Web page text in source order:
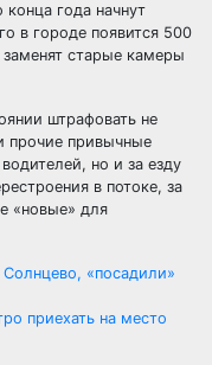
года начнут
в городе появится 500
старые камеры
штрафовать не
прочие привычные
но и за езду
в потоке, за
«новые» для
«посадили»
приехать на место